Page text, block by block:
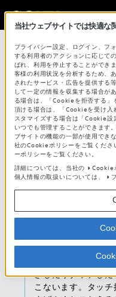
検索
ワイヤレス接続で音楽
対象機種：HT-ST7 /
NFCは“Near Field
ほどの距離でデー
距離無線通信技術
ざしたりタッチし
こないます。タッ
当社ウェブサイトでは快適な
プライバシー設定、ログイン、フ
する利用者のアクションに応じて
ばれ、利用を停止することができ
客様の利用状況を分析するため、
されたサービス・広告を提供する
して一定の情報を収集する場合が
る場合は、「Cookieを拒否する
頂ける場合は、「Cookieを受け
スタマイズする場合は「Cookie
いつでも管理することができます
ブサイトの機能の一部が使用でき
社のCookieポリシーをご覧くださ
ーポリシーをご覧ください。
詳細については、当社の
Cookie
個人情報の取扱いについては、